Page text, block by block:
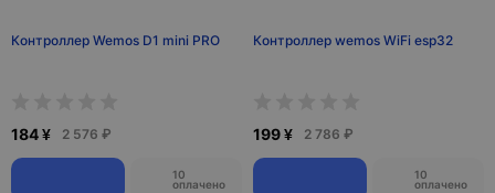
Контроллер Wemos D1 mini PRO
184 ¥ 2 576 ₽
10
оплачено
Контроллер wemos WiFi esp32
199 ¥ 2 786 ₽
10
оплачено